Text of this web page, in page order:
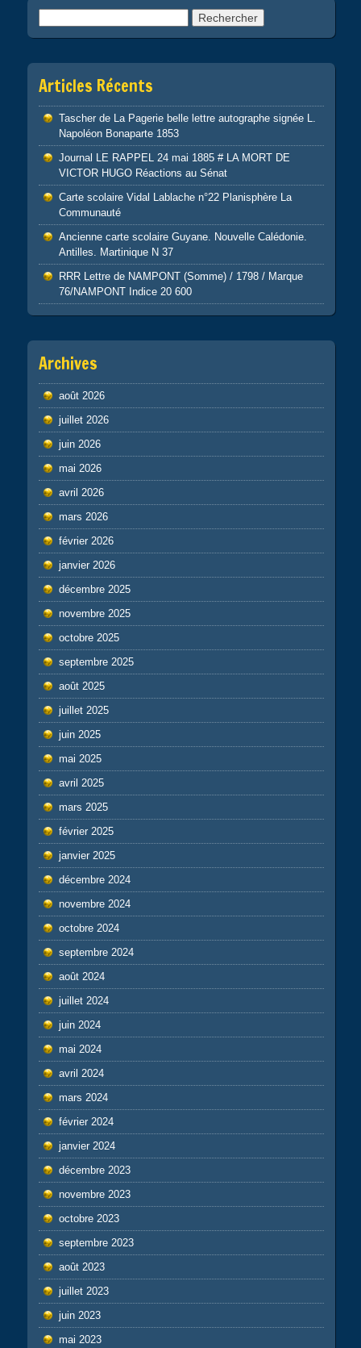
Articles Récents
Tascher de La Pagerie belle lettre autographe signée L.
Napoléon Bonaparte 1853
Journal LE RAPPEL 24 mai 1885 # LA MORT DE
VICTOR HUGO Réactions au Sénat
Carte scolaire Vidal Lablache n°22 Planisphère La
Communauté
Ancienne carte scolaire Guyane. Nouvelle Calédonie.
Antilles. Martinique N 37
RRR Lettre de NAMPONT (Somme) / 1798 / Marque
76/NAMPONT Indice 20 600
Archives
août 2026
juillet 2026
juin 2026
mai 2026
avril 2026
mars 2026
février 2026
janvier 2026
décembre 2025
novembre 2025
octobre 2025
septembre 2025
août 2025
juillet 2025
juin 2025
mai 2025
avril 2025
mars 2025
février 2025
janvier 2025
décembre 2024
novembre 2024
octobre 2024
septembre 2024
août 2024
juillet 2024
juin 2024
mai 2024
avril 2024
mars 2024
février 2024
janvier 2024
décembre 2023
novembre 2023
octobre 2023
septembre 2023
août 2023
juillet 2023
juin 2023
mai 2023